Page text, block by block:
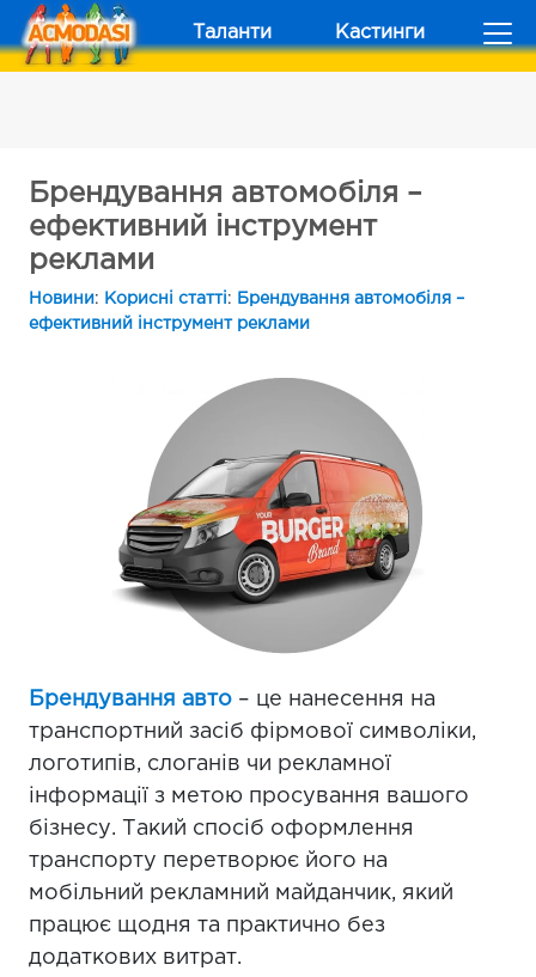
Таланти Кастинги
Брендування автомобіля –
ефективний інструмент
реклами
Новини: Корисні статті:
Брендування автомобіля –
ефективний інструмент реклами
Брендування авто – це нанесення на
транспортний засіб фірмової символіки,
логотипів, слоганів чи рекламної
інформації з метою просування вашого
бізнесу. Такий спосіб оформлення
транспорту перетворює його на
мобільний рекламний майданчик, який
працює щодня та практично без
додаткових витрат.